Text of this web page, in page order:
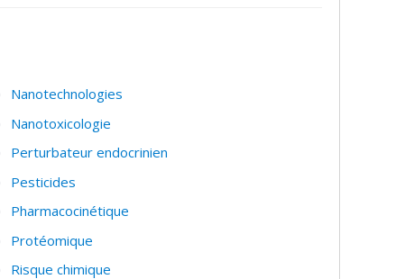
Nanotechnologies
Nanotoxicologie
Perturbateur endocrinien
Pesticides
Pharmacocinétique
Protéomique
Risque chimique